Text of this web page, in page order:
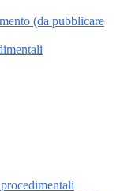
(da pubblicare